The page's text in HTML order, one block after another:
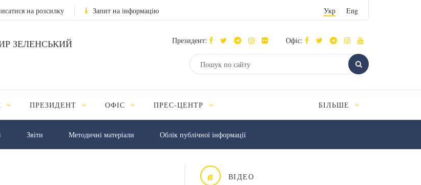
на розсилку Запит на інформацію Укр Eng
ЗЕЛЕНСЬКИЙ Президент: Офіс:
ПРЕЗИДЕНТ ОФІС ПРЕС-ЦЕНТР БІЛЬШЕ
Звіти Методичні матеріали Облік публічної інформації
в ВІДЕО